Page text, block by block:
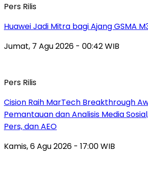
Pers Rilis
Huawei Jadi Mitra bagi Ajang GSMA
Jumat, 7 Agu 2026 - 00:42 WIB
Pers Rilis
Cision Raih MarTech Breakthrough
Pemantauan dan Analisis Media
Pers, dan AEO
Kamis, 6 Agu 2026 - 17:00 WIB